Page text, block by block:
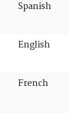
Spanish
English
French